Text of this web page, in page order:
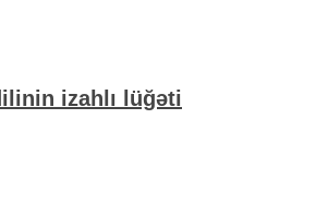
izahlı lüğəti